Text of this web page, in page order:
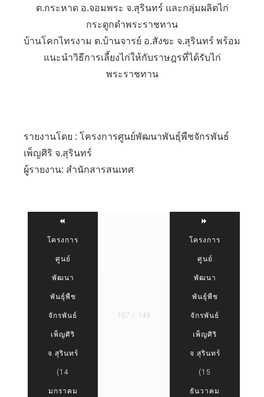
ต.กระหาด อ.จอมพระ จ.สุรินทร์ และกลุ่มผลิตไก่
กระดูกดำพระราชทาน
บ้านโคกไทรงาม ต.บ้านจารย์ อ.สังขะ จ.สุรินทร์ พร้อม
แนะนำวิธีการเลี้ยงไก่ให้กับราษฎรที่ได้รับไก่
พระราชทาน
รายงานโดย : โครงการศูนย์พัฒนาพันธุ์พืชจักรพันธ์
เพ็ญศิริ จ.สุรินทร์
ผู้รายงาน: สำนักสารสนเทศ
โครงการ
ศูนย์
พัฒนา
พันธุ์พืช
จักรพันธ์
เพ็ญศิริ
จ.สุรินทร์
(14
มกราคม
107 / 149
โครงการ
ศูนย์
พัฒนา
พันธุ์พืช
จักรพันธ์
เพ็ญศิริ
จ.สุรินทร์
(15
ธันวาคม